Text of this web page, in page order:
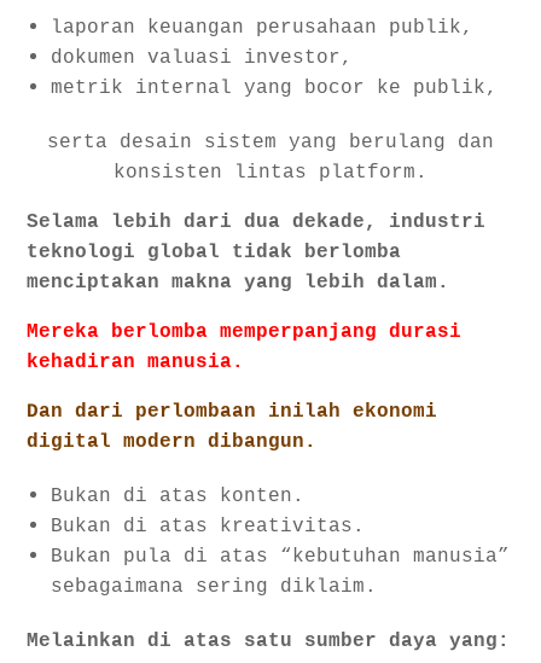
laporan keuangan perusahaan publik,
dokumen valuasi investor,
metrik internal yang bocor ke publik,
serta desain sistem yang berulang dan
konsisten lintas platform.
Selama lebih dari dua dekade, industri
teknologi global tidak berlomba
menciptakan makna yang lebih dalam.
Mereka berlomba memperpanjang durasi
kehadiran manusia.
Dan dari perlombaan inilah ekonomi
digital modern dibangun.
Bukan di atas konten.
Bukan di atas kreativitas.
Bukan pula di atas “kebutuhan manusia”
sebagaimana sering diklaim.
Melainkan di atas satu sumber daya yang: